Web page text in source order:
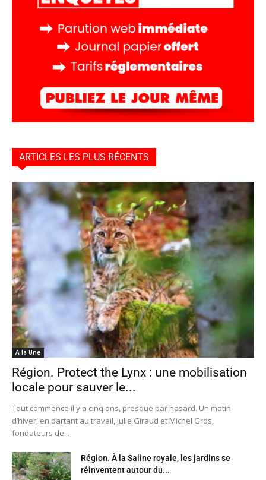
ARTICLES LES PLUS RÉCENTS
A la Une
Région. Protect the Lynx : une mobilisation
locale pour sauver le...
Tout commence il y a cinq ans, presque par hasard. Un matin
d’hiver, en partant au travail, Julie Giraud et Michel Gros,
fondateurs de...
Région. À la Saline royale, les jardins se
réinventent autour du...